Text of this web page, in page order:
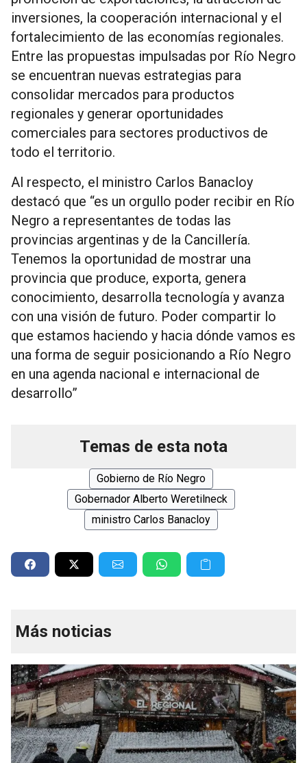
inversiones, la cooperación internacional y el
fortalecimiento de las economías regionales.
Entre las propuestas impulsadas por Río Negro
se encuentran nuevas estrategias para
consolidar mercados para productos
regionales y generar oportunidades
comerciales para sectores productivos de
todo el territorio.
Al respecto, el ministro Carlos Banacloy
destacó que “es un orgullo poder recibir en Río
Negro a representantes de todas las
provincias argentinas y de la Cancillería.
Tenemos la oportunidad de mostrar una
provincia que produce, exporta, genera
conocimiento, desarrolla tecnología y avanza
con una visión de futuro. Poder compartir lo
que estamos haciendo y hacia dónde vamos es
una forma de seguir posicionando a Río Negro
en una agenda nacional e internacional de
desarrollo”
Temas de esta nota
Gobierno de Río Negro
Gobernador Alberto Weretilneck
ministro Carlos Banacloy
Más noticias